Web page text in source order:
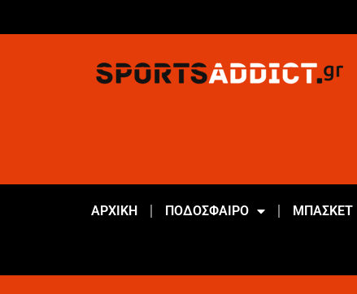
ΑΡΧΙΚΗ ΠΟΔΟΣΦΑΙΡΟ ΜΠΑΣΚΕΤ